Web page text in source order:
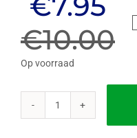
€10.00
prijs
was:
prijs
is:
€7.95.
Op voorraad
BABOLAT